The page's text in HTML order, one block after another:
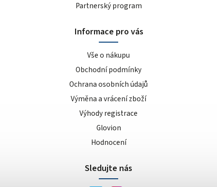
Partnerský program
Informace pro vás
Vše o nákupu
Obchodní podmínky
Ochrana osobních údajů
Výměna a vrácení zboží
Výhody registrace
Glovion
Hodnocení
Sledujte nás